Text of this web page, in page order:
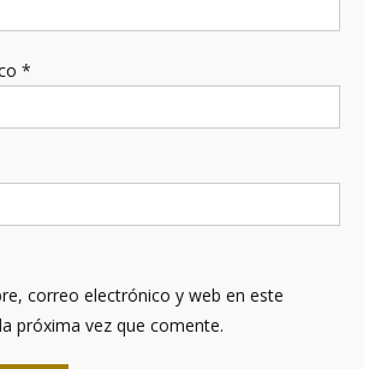
*
correo electrónico y web en este
próxima vez que comente.